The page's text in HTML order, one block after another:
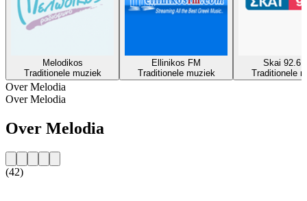
Melodikos
Traditionele muziek
Ellinikos FM
Traditionele muziek
Skai 92.6
Traditionele
Over Melodia
Over Melodia
Over Melodia
(42)